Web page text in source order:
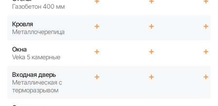
Газобетон 400 мм
Кровля
Металлочерепица
+ + +
Окна
Veka 5 камерные
+ + +
Входная дверь
Металлическая с
терморазрывом
+ + +